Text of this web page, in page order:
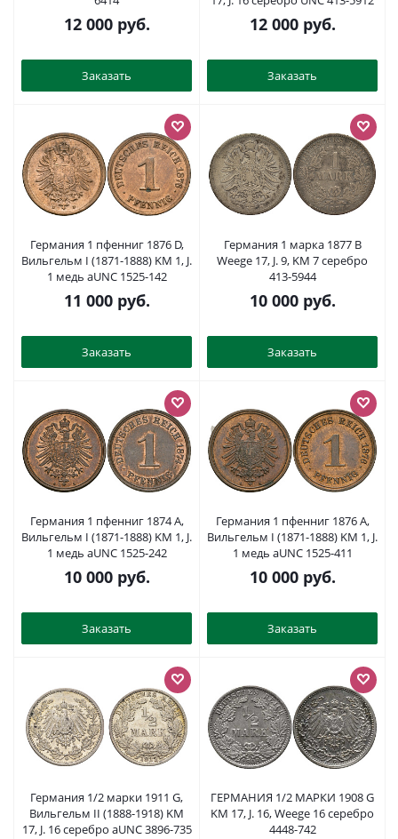
12 000руб.
Заказать
12 000руб.
Заказать
Германия 1 пфенниг 1876 D,
Вильгельм I (1871-1888) KM 1, J.
1 медь aUNC 1525-142
11 000руб.
Заказать
Германия 1 марка 1877 B
Weege 17, J. 9, KM 7 серебро
413-5944
10 000руб.
Заказать
Германия 1 пфенниг 1874 A,
Вильгельм I (1871-1888) KM 1, J.
1 медь aUNC 1525-242
10 000руб.
Заказать
Германия 1 пфенниг 1876 A,
Вильгельм I (1871-1888) KM 1, J.
1 медь aUNC 1525-411
10 000руб.
Заказать
Германия 1/2 марки 1911 G,
Вильгельм II (1888-1918) KM
17, J. 16 серебро aUNC 3896-735
ГЕРМАНИЯ 1/2 МАРКИ 1908 G
KM 17, J. 16, Weege 16 серебро
4448-742